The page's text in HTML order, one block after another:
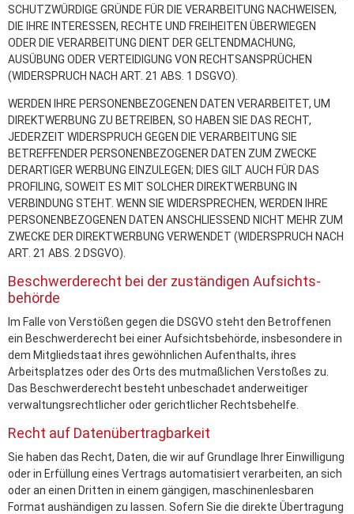
SCHUTZWÜRDIGE GRÜNDE FÜR DIE VERARBEITUNG NACHWEISEN,
DIE IHRE INTERESSEN, RECHTE UND FREIHEITEN ÜBERWIEGEN
ODER DIE VERARBEITUNG DIENT DER GELTENDMACHUNG,
AUSÜBUNG ODER VERTEIDIGUNG VON RECHTSANSPRÜCHEN
(WIDERSPRUCH NACH ART. 21 ABS. 1 DSGVO).
WERDEN IHRE PERSONENBEZOGENEN DATEN VERARBEITET, UM
DIREKTWERBUNG ZU BETREIBEN, SO HABEN SIE DAS RECHT,
JEDERZEIT WIDERSPRUCH GEGEN DIE VERARBEITUNG SIE
BETREFFENDER PERSONENBEZOGENER DATEN ZUM ZWECKE
DERARTIGER WERBUNG EINZULEGEN; DIES GILT AUCH FÜR DAS
PROFILING, SOWEIT ES MIT SOLCHER DIREKTWERBUNG IN
VERBINDUNG STEHT. WENN SIE WIDERSPRECHEN, WERDEN IHRE
PERSONENBEZOGENEN DATEN ANSCHLIESSEND NICHT MEHR ZUM
ZWECKE DER DIREKTWERBUNG VERWENDET (WIDERSPRUCH NACH
ART. 21 ABS. 2 DSGVO).
Beschwerde­recht bei der zuständigen Aufsichts­
behörde
Im Falle von Verstößen gegen die DSGVO steht den Betroffenen
ein Beschwerderecht bei einer Aufsichtsbehörde, insbesondere in
dem Mitgliedstaat ihres gewöhnlichen Aufenthalts, ihres
Arbeitsplatzes oder des Orts des mutmaßlichen Verstoßes zu.
Das Beschwerderecht besteht unbeschadet anderweitiger
verwaltungsrechtlicher oder gerichtlicher Rechtsbehelfe.
Recht auf Daten­übertrag­barkeit
Sie haben das Recht, Daten, die wir auf Grundlage Ihrer Einwilligung
oder in Erfüllung eines Vertrags automatisiert verarbeiten, an sich
oder an einen Dritten in einem gängigen, maschinenlesbaren
Format aushändigen zu lassen. Sofern Sie die direkte Übertragung